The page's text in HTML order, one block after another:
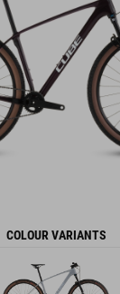
COLOUR VARIANTS